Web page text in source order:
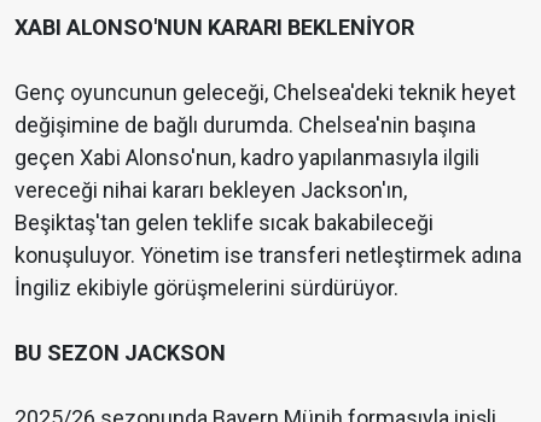
XABI ALONSO'NUN KARARI BEKLENİYOR
Genç oyuncunun geleceği, Chelsea'deki teknik heyet
değişimine de bağlı durumda. Chelsea'nin başına
geçen Xabi Alonso'nun, kadro yapılanmasıyla ilgili
vereceği nihai kararı bekleyen Jackson'ın,
Beşiktaş'tan gelen teklife sıcak bakabileceği
konuşuluyor. Yönetim ise transferi netleştirmek adına
İngiliz ekibiyle görüşmelerini sürdürüyor.
BU SEZON JACKSON